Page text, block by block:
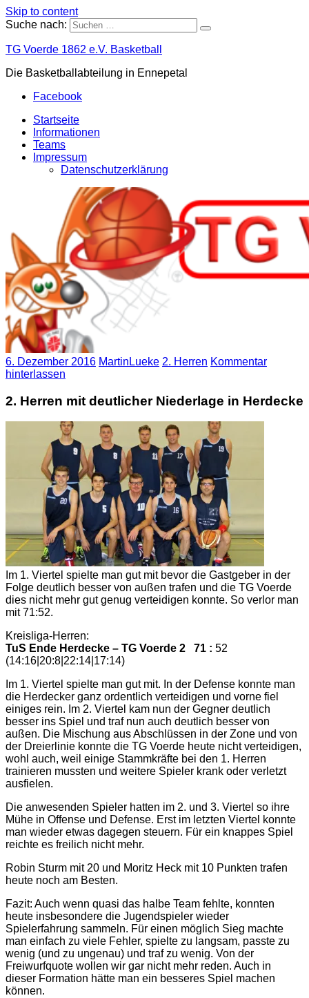
Skip to content
Suche nach:
TG Voerde 1862 e.V. Basketball
Die Basketballabteilung in Ennepetal
Facebook
Startseite
Informationen
Teams
Impressum
Datenschutzerklärung
6. Dezember 2016 MartinLueke 2. Herren Kommentar
hinterlassen
2. Herren mit deutlicher Niederlage in Herdecke
Im 1. Viertel spielte man gut mit bevor die Gastgeber in der
Folge deutlich besser von außen trafen und die TG Voerde
dies nicht mehr gut genug verteidigen konnte. So verlor man
mit 71:52.
Kreisliga-Herren:
TuS Ende Herdecke – TG Voerde 2 71 : 52
(14:16|20:8|22:14|17:14)
Im 1. Viertel spielte man gut mit. In der Defense konnte man
die Herdecker ganz ordentlich verteidigen und vorne fiel
einiges rein. Im 2. Viertel kam nun der Gegner deutlich
besser ins Spiel und traf nun auch deutlich besser von
außen. Die Mischung aus Abschlüssen in der Zone und von
der Dreierlinie konnte die TG Voerde heute nicht verteidigen,
wohl auch, weil einige Stammkräfte bei den 1. Herren
trainieren mussten und weitere Spieler krank oder verletzt
ausfielen.
Die anwesenden Spieler hatten im 2. und 3. Viertel so ihre
Mühe in Offense und Defense. Erst im letzten Viertel konnte
man wieder etwas dagegen steuern. Für ein knappes Spiel
reichte es freilich nicht mehr.
Robin Sturm mit 20 und Moritz Heck mit 10 Punkten trafen
heute noch am Besten.
Fazit: Auch wenn quasi das halbe Team fehlte, konnten
heute insbesondere die Jugendspieler wieder
Spielerfahrung sammeln. Für einen möglich Sieg machte
man einfach zu viele Fehler, spielte zu langsam, passte zu
wenig (und zu ungenau) und traf zu wenig. Von der
Freiwurfquote wollen wir gar nicht mehr reden. Auch in
dieser Formation hätte man ein besseres Spiel machen
können.